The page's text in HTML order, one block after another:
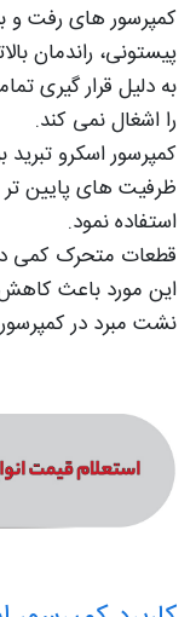
کمپرسور های رفت و
پیستونی، راندمان
به دلیل قرار گیری
را اشغال نمی کند.
کمپرسور اسکرو تبرید
ظرفیت های پایین تر
استفاده نمود.
قطعات متحرک کمی در
این مورد باعث
نشت مبرد در